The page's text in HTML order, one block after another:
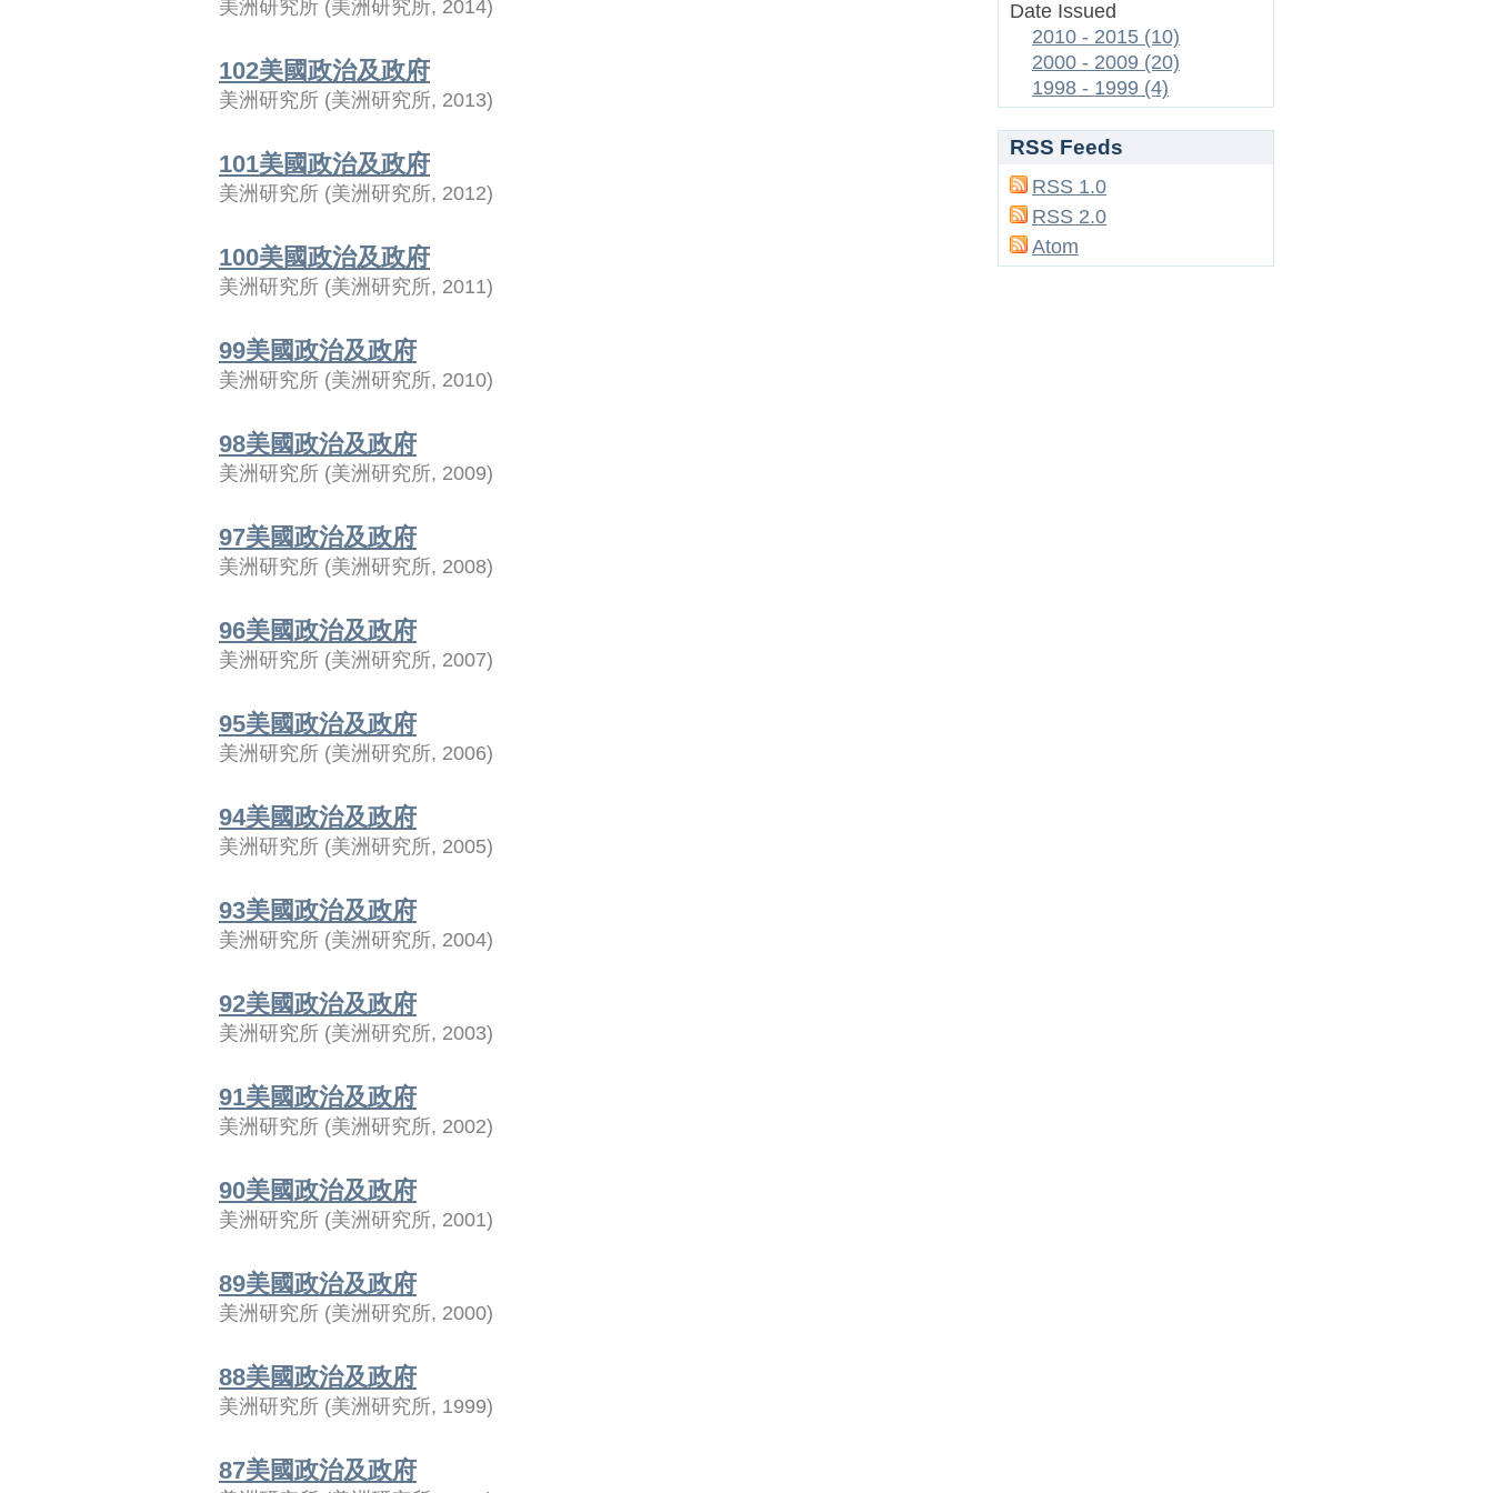
美洲研究所 (美洲研究所, 2014)
102美國政治及政府
美洲研究所 (美洲研究所, 2013)
101美國政治及政府
美洲研究所 (美洲研究所, 2012)
100美國政治及政府
美洲研究所 (美洲研究所, 2011)
99美國政治及政府
美洲研究所 (美洲研究所, 2010)
98美國政治及政府
美洲研究所 (美洲研究所, 2009)
97美國政治及政府
美洲研究所 (美洲研究所, 2008)
96美國政治及政府
美洲研究所 (美洲研究所, 2007)
95美國政治及政府
美洲研究所 (美洲研究所, 2006)
94美國政治及政府
美洲研究所 (美洲研究所, 2005)
93美國政治及政府
美洲研究所 (美洲研究所, 2004)
92美國政治及政府
美洲研究所 (美洲研究所, 2003)
91美國政治及政府
美洲研究所 (美洲研究所, 2002)
90美國政治及政府
美洲研究所 (美洲研究所, 2001)
89美國政治及政府
美洲研究所 (美洲研究所, 2000)
88美國政治及政府
美洲研究所 (美洲研究所, 1999)
87美國政治及政府
Date Issued
2010 - 2015 (10)
2000 - 2009 (20)
1998 - 1999 (4)
RSS Feeds
RSS 1.0
RSS 2.0
Atom